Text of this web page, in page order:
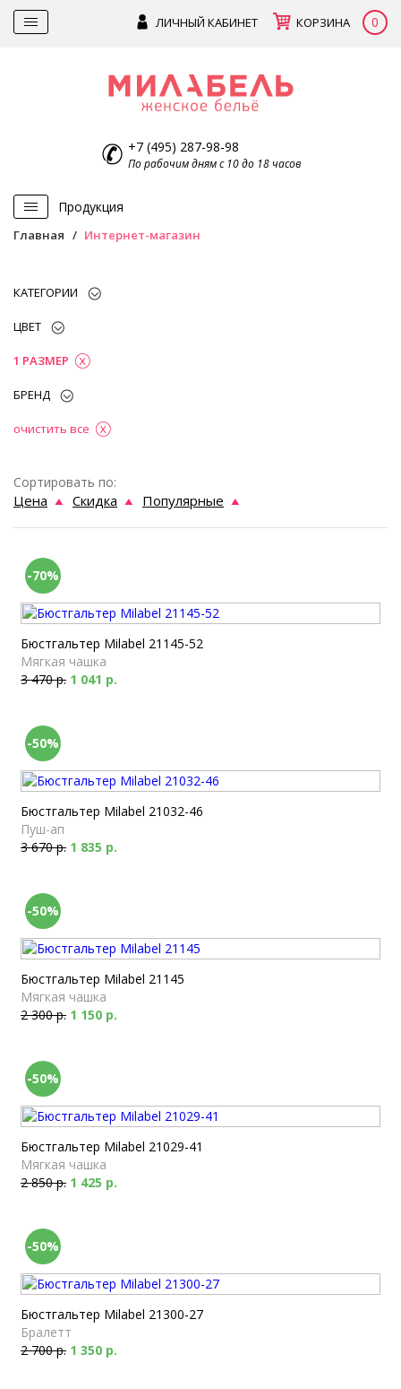
ЛИЧНЫЙ КАБИНЕТ КОРЗИНА 0
+7 (495) 287-98-98
По рабочим дням с 10 до 18 часов
Продукция
Главная Интернет-магазин
КАТЕГОРИИ
ЦВЕТ
1 РАЗМЕР
БРЕНД
очистить все
Сортировать по:
Цена Скидка Популярные
-70%
Бюстгальтер Milabel 21145-52
Мягкая чашка
3 470 р. 1 041 р.
-50%
Бюстгальтер Milabel 21032-46
Пуш-ап
3 670 р. 1 835 р.
-50%
Бюстгальтер Milabel 21145
Мягкая чашка
2 300 р. 1 150 р.
-50%
Бюстгальтер Milabel 21029-41
Мягкая чашка
2 850 р. 1 425 р.
-50%
Бюстгальтер Milabel 21300-27
Бралетт
2 700 р. 1 350 р.